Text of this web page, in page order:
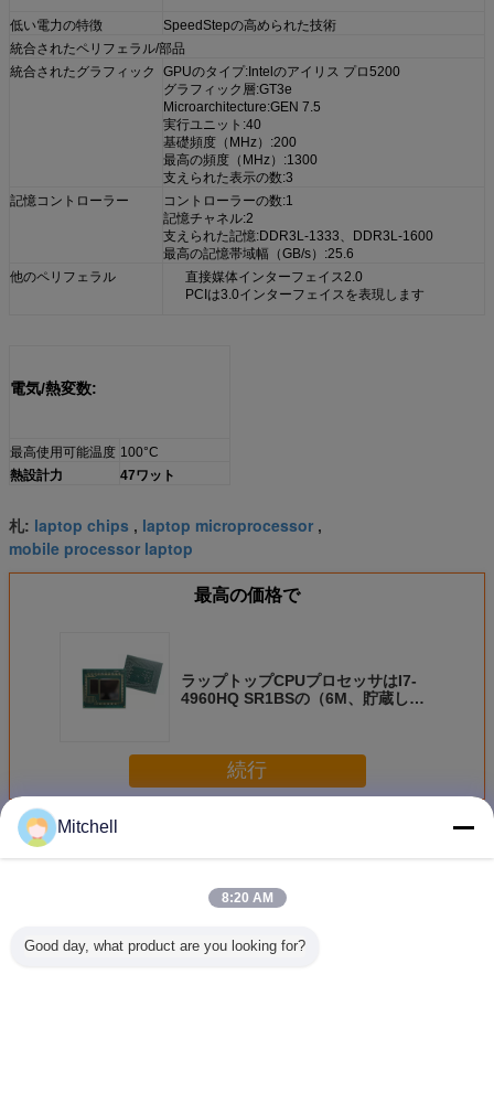
低い電力の特徴
SpeedStepの高められた技術
統合されたペリフェラル/部品
統合されたグラフィック
GPUのタイプ:Intelのアイリス プロ5200
グラフィック層:GT3e
Microarchitecture:GEN 7.5
実行ユニット:40
基礎頻度（MHz）:200
最高の頻度（MHz）:1300
支えられた表示の数:3
記憶コントローラー
コントローラーの数:1
記憶チャネル:2
支えられた記憶:DDR3L-1333、DDR3L-1600
最高の記憶帯域幅（GB/s）:25.6
他のペリフェラル
直接媒体インターフェイス2.0
PCIは3.0インターフェイスを表現します
電気/熱変数:
最高使用可能温度 100°C
熱設計力
47ワット
札: laptop chips , laptop microprocessor ,
mobile processor laptop
最高の価格で
ラップトップCPUプロセッサはI7-
4960HQ SR1BSの（6M、貯蔵しま
続行
多く ラップトップCPUプロセッサ
FH8066802980002 I3-4025U ノート
Mitchell
8:20 AM
Good day, what product are you looking for?